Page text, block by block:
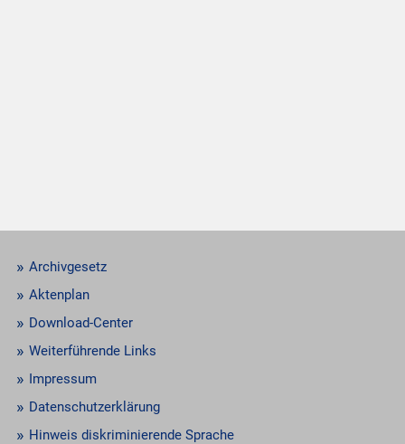
Archivgesetz
Aktenplan
Download-Center
Weiterführende Links
Impressum
Datenschutzerklärung
Hinweis diskriminierende Sprache